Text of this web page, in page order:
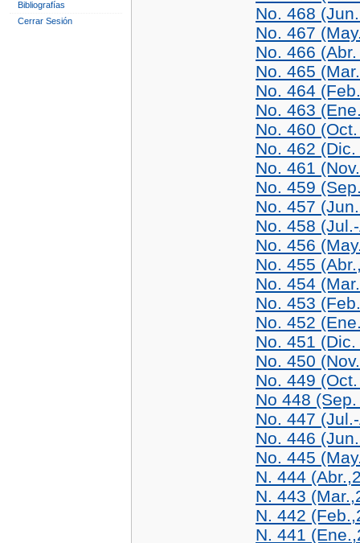
Bibliografías
Cerrar Sesión
No. 468
No. 467
No. 466
No. 465
No. 464
No. 463
No. 460
No. 462
No. 461
No. 459
No. 457
No. 458
No. 456
No. 455
No. 454
No. 453
No. 452
No. 451
No. 450
No. 449
No 448
No. 447
No. 446
No. 445
N. 444
N. 443
N. 442
N. 441